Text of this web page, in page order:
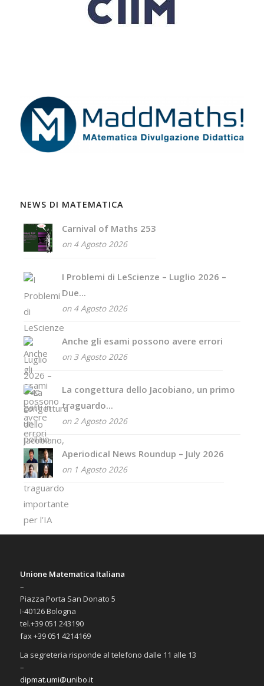
NEWS DI MATEMATICA
Carnival of Maths 253
on 4 Agosto 2026
I Problemi di LeScienze – Luglio 2026 –
Due...
on 4 Agosto 2026
Anche gli esami possono avere errori
on 3 Agosto 2026
La congettura dello Jacobiano, un primo
traguardo...
on 2 Agosto 2026
Aperiodical News Roundup – July 2026
on 1 Agosto 2026
Unione Matematica Italiana
–
Piazza Porta San Donato 5
I-40126 Bologna
tel.+39 051 243190
fax +39 051 4214169
La segreteria risponde al telefono dalle 11 alle 13
–
dipmat.umi@unibo.it